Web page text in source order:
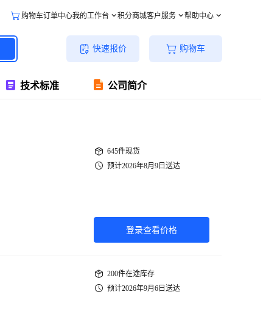
购物车订单中心我的工作台 积分商城客户服务 帮助中心
快速报价 购物车
技术标准 公司简介
645件现货
预计2026年8月9日送达
登录查看价格
200件在途库存
预计2026年9月6日送达